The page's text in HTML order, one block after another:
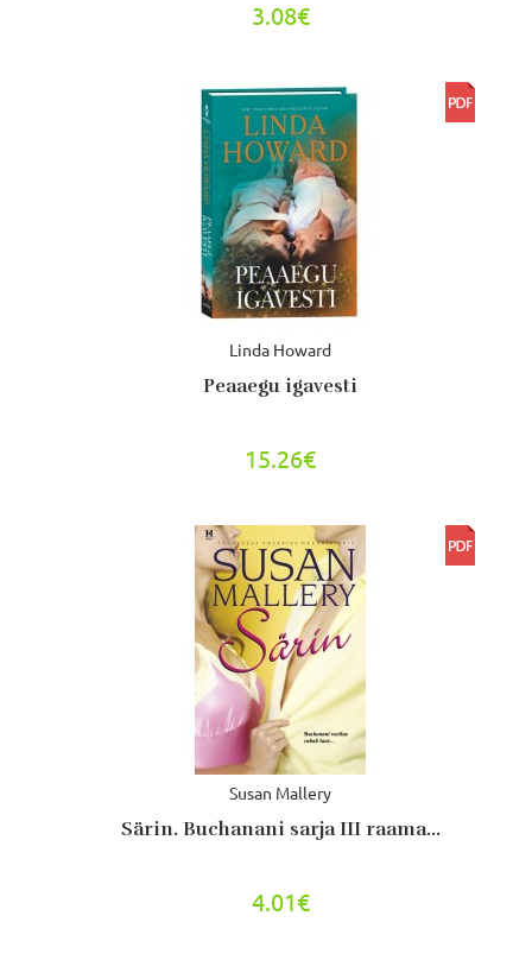
3.08€
Linda Howard
Peaaegu igavesti
15.26€
Susan Mallery
Särin. Buchanani sarja III raama...
4.01€